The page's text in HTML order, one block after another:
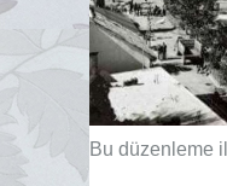
Bu düzenleme